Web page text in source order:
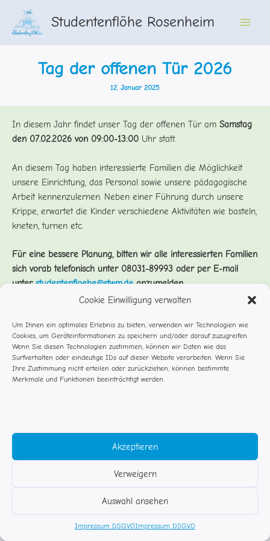
Cookie Einwilligung verwalten
Um Ihnen ein optimales Erlebnis zu bieten, verwenden wir Technologien wie
Cookies, um Geräteinformationen zu speichern und/oder darauf zuzugreifen.
Wenn Sie diesen Technologien zustimmen, können wir Daten wie das
Surfverhalten oder eindeutige IDs auf dieser Website verarbeiten. Wenn Sie
Ihre Zustimmung nicht erteilen oder zurückziehen, können bestimmte
Merkmale und Funktionen beeinträchtigt werden.
Akzeptieren
Verweigern
Auswahl ansehen
Impressum DSGVOImpressum DSGVO
Inhalt
springen
Studentenflöhe Rosenheim
Tag der offenen Tür 2026
12. Januar 2025
In diesem Jahr findet unser Tag der offenen Tür am Samstag
den 07.02.2026 von 09:00-13:00 Uhr statt.
An diesem Tag haben interessierte Familien die Möglichkeit
unsere Einrichtung, das Personal sowie unsere pädagogische
Arbeit kennenzulernen. Neben einer Führung durch unsere
Krippe, erwartet die Kinder verschiedene Aktivitäten wie basteln,
kneten, turnen etc.
Für eine bessere Planung, bitten wir alle interessierten Familien
sich vorab telefonisch unter 08031-89993 oder per E-mail
unterstudentenfloehe@stwm.deanzumelden.
© Studentenflöhe Rosenheim
Impressum DSGVO
Kontakt